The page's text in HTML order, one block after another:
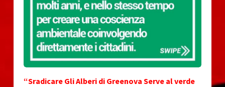
“Sradicare Gli Alberi di Greenova Serve al verde